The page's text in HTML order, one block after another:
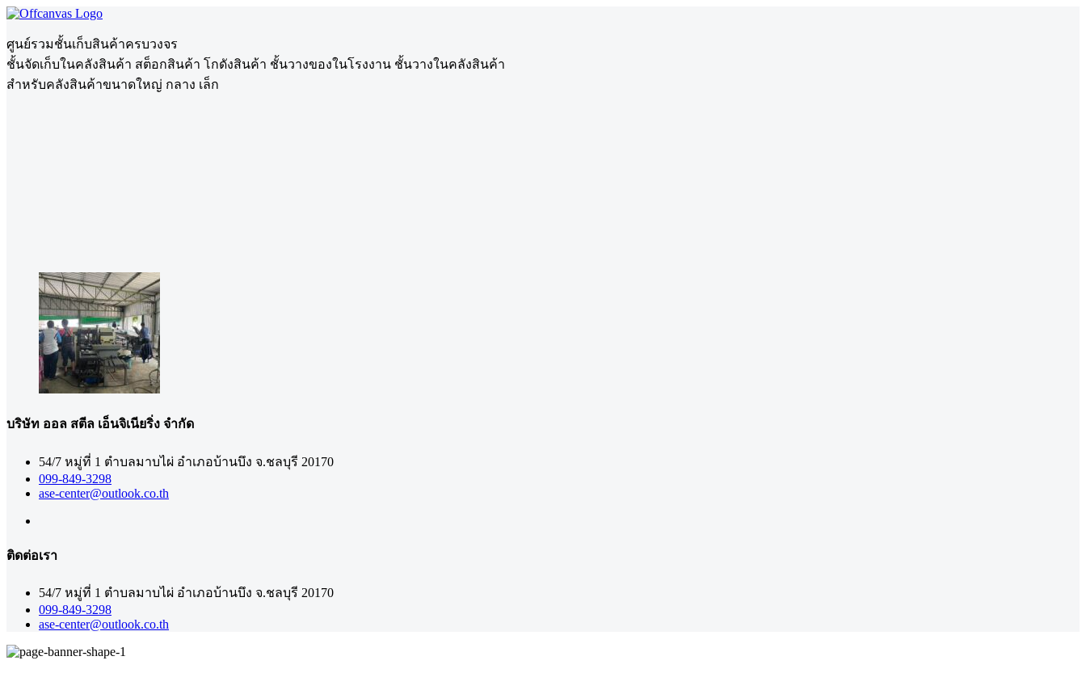
ศูนย์รวมชั้นเก็บสินค้าครบวงจร
ชั้นจัดเก็บในคลังสินค้า สต็อกสินค้า โกดังสินค้า ชั้นวางของในโรงงาน ชั้นวางในคลังสินค้า
สำหรับคลังสินค้าขนาดใหญ่ กลาง เล็ก
บริษัท ออล สตีล เอ็นจิเนียริ่ง จำกัด
54/7 หมู่ที่ 1 ตำบลมาบไผ่ อำเภอบ้านบึง จ.ชลบุรี 20170
099-849-3298
ase-center@outlook.co.th
ติดต่อเรา
54/7 หมู่ที่ 1 ตำบลมาบไผ่ อำเภอบ้านบึง จ.ชลบุรี 20170
099-849-3298
ase-center@outlook.co.th